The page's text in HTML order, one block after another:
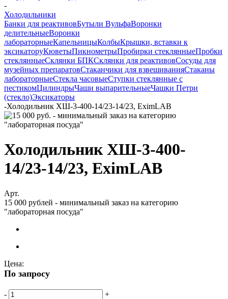
-
Холодильники
Банки для реактивовБутыли ВульфаВоронки
делительныеВоронки
лабораторныеКапельницыКолбыКрышки, вставки к
эксикаторуКюветыПикнометрыПробирки стеклянныеПробки
стеклянныеСклянки БПКСклянки для реактивовСосуды для
музейных препаратовСтаканчики для взвешиванияСтаканы
лабораторныеСтекла часовыеСтупки стеклянные с
пестикомЦилиндрыЧаши выпарительныеЧашки Петри
(стекло)Эксикаторы
-Холодильник ХШ-3-400-14/23-14/23, EximLAB
Холодильник ХШ-3-400-
14/23-14/23, EximLAB
Арт.
15 000 рублей - минимальный заказ на категорию
"лабораторная посуда"
Цена:
По запросу
-
+